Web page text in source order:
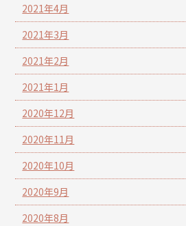
2021年4月
2021年3月
2021年2月
2021年1月
2020年12月
2020年11月
2020年10月
2020年9月
2020年8月